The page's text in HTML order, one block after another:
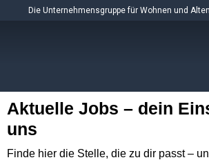
Die Unternehmensgruppe für Wohnen und
Aktuelle Jobs – dein
uns
Finde hier die Stelle, die zu dir passt –